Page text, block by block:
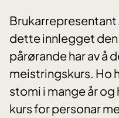
dette innlegget
pårørande har av å
meistringskurs. Ho
stomi i mange år
kurs for personar